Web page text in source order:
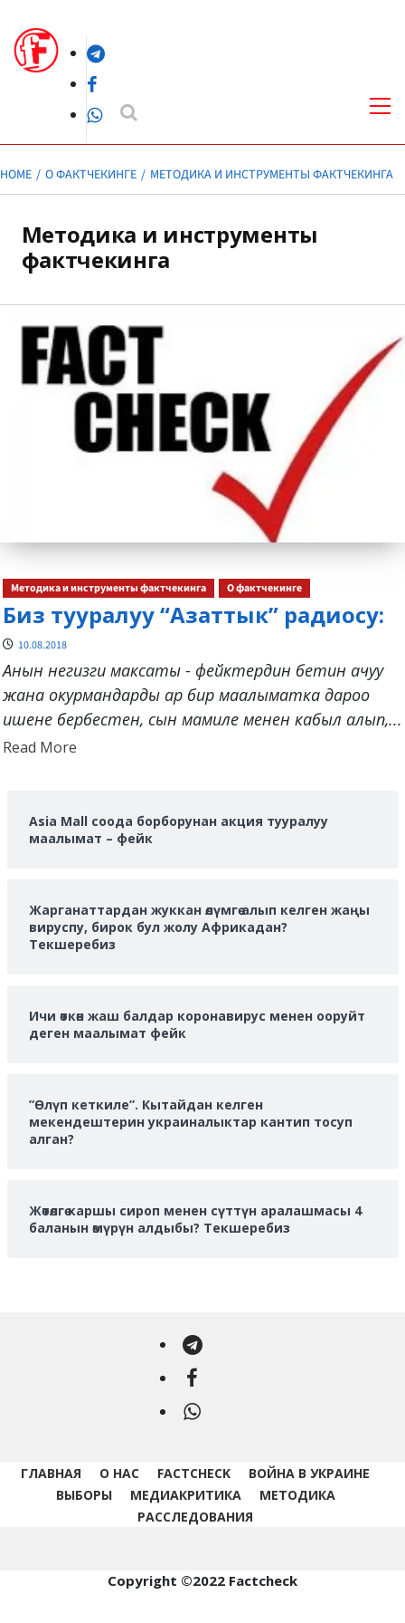
content
Telegram
Facebook
WhatsApp
HOME О ФАКТЧЕКИНГЕ МЕТОДИКА И ИНСТРУМЕНТЫ ФАКТЧЕКИНГА
Методика и инструменты
фактчекинга
Методика и инструменты фактчекинга О фактчекинге
Биз тууралуу “Азаттык” радиосу:
10.08.2018
Анын негизги максаты - фейктердин бетин ачуу
жана окурмандарды ар бир маалыматка дароо
ишене бербестен, сын мамиле менен кабыл алып,...
Read MoreRead
Asia Mall соода борборунан акция тууралуу
маалымат – фейк
Жарганаттардан жуккан өлүмгө алып келген жаңы
вируспу, бирок бул жолу Африкадан?
Текшеребиз
Ичи өткөн жаш балдар коронавирус менен ооруйт
деген маалымат фейк
”Өлүп кеткиле”. Кытайдан келген
мекендештерин украиналыктар кантип тосуп
алган?
Жөтөлгө каршы сироп менен сүттүн аралашмасы 4
баланын өмүрүн алдыбы? Текшеребиз
Telegram
Facebook
WhatsApp
ГЛАВНАЯ О НАС FACTCHECK
ВОЙНА В УКРАИНЕ
ВЫБОРЫ
МЕДИАКРИТИКА
МЕТОДИКА
РАССЛЕДОВАНИЯ
Copyright ©2022 Factcheck